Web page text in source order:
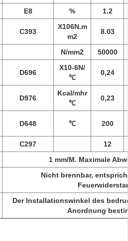
E8 % 1.2
C393
X106N.m
m2
8.03
N/mm2
50000
D696
X10-6N/
℃
0,24
D976
Kcal/mhr
℃
0,23
D648 ℃ 200
C297
12
1 mm/M. Maximale
Nicht brennbar,
Der Installationswinkel des
Anordnung